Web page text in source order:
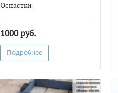
Оснастки
1000 руб.
Подробнее